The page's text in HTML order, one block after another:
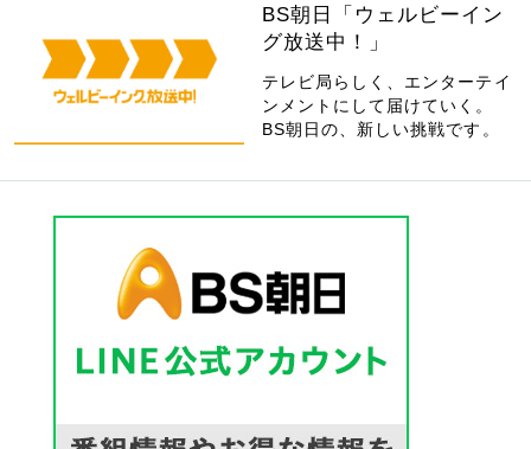
BS朝日「ウェルビーイン
グ放送中！」
テレビ局らしく、エンターテイ
ンメントにして届けていく。
BS朝日の、新しい挑戦です。